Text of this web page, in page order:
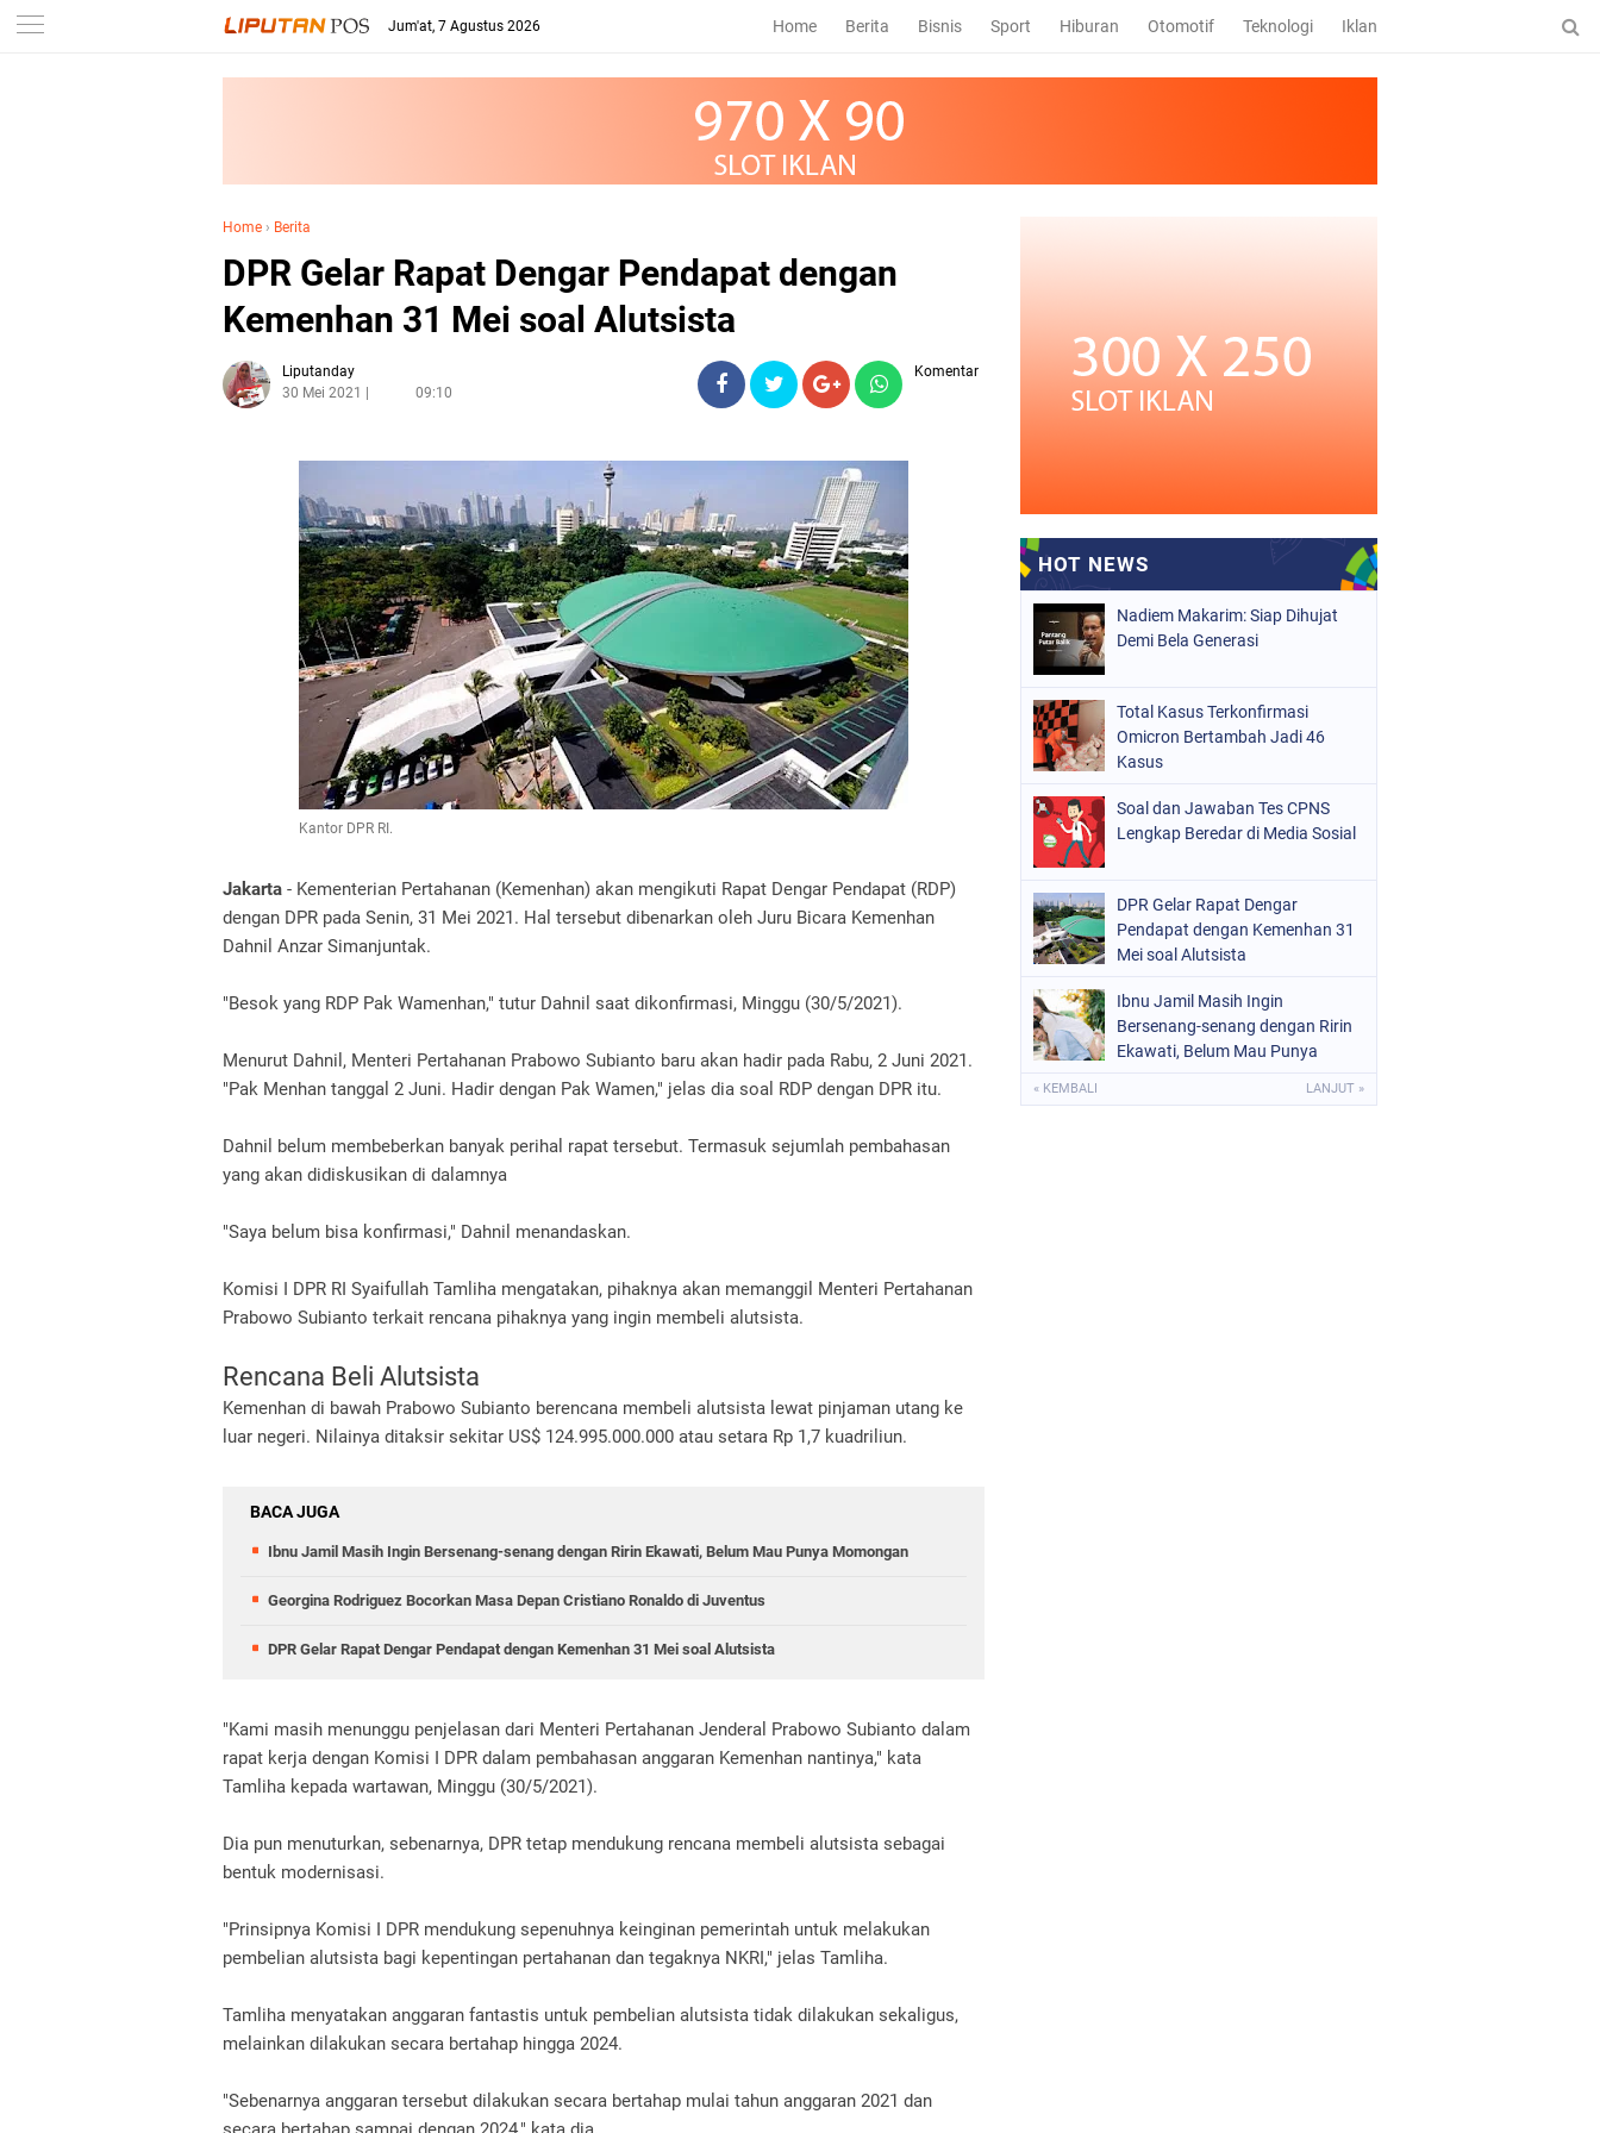
Jum'at, 7 Agustus 2026 Home Berita Bisnis Sport Hiburan Otomotif Teknologi Iklan
Home › Berita
DPR Gelar Rapat Dengar Pendapat dengan
Kemenhan 31 Mei soal Alutsista
Liputanday
30 Mei 2021
09:10
Komentar
Kantor DPR RI.
Jakarta - Kementerian Pertahanan (Kemenhan) akan mengikuti Rapat Dengar Pendapat (RDP)
dengan DPR pada Senin, 31 Mei 2021. Hal tersebut dibenarkan oleh Juru Bicara Kemenhan
Dahnil Anzar Simanjuntak.
"Besok yang RDP Pak Wamenhan," tutur Dahnil saat dikonfirmasi, Minggu (30/5/2021).
Menurut Dahnil, Menteri Pertahanan Prabowo Subianto baru akan hadir pada Rabu, 2 Juni 2021.
"Pak Menhan tanggal 2 Juni. Hadir dengan Pak Wamen," jelas dia soal RDP dengan DPR itu.
Dahnil belum membeberkan banyak perihal rapat tersebut. Termasuk sejumlah pembahasan
yang akan didiskusikan di dalamnya
"Saya belum bisa konfirmasi," Dahnil menandaskan.
Komisi I DPR RI Syaifullah Tamliha mengatakan, pihaknya akan memanggil Menteri Pertahanan
Prabowo Subianto terkait rencana pihaknya yang ingin membeli alutsista.
Rencana Beli Alutsista
Kemenhan di bawah Prabowo Subianto berencana membeli alutsista lewat pinjaman utang ke
luar negeri. Nilainya ditaksir sekitar US$ 124.995.000.000 atau setara Rp 1,7 kuadriliun.
BACA JUGA
Ibnu Jamil Masih Ingin Bersenang-senang dengan Ririn Ekawati, Belum Mau Punya Momongan
Georgina Rodriguez Bocorkan Masa Depan Cristiano Ronaldo di Juventus
DPR Gelar Rapat Dengar Pendapat dengan Kemenhan 31 Mei soal Alutsista
"Kami masih menunggu penjelasan dari Menteri Pertahanan Jenderal Prabowo Subianto dalam
rapat kerja dengan Komisi I DPR dalam pembahasan anggaran Kemenhan nantinya," kata
Tamliha kepada wartawan, Minggu (30/5/2021).
Dia pun menuturkan, sebenarnya, DPR tetap mendukung rencana membeli alutsista sebagai
bentuk modernisasi.
"Prinsipnya Komisi I DPR mendukung sepenuhnya keinginan pemerintah untuk melakukan
pembelian alutsista bagi kepentingan pertahanan dan tegaknya NKRI," jelas Tamliha.
Tamliha menyatakan anggaran fantastis untuk pembelian alutsista tidak dilakukan sekaligus,
melainkan dilakukan secara bertahap hingga 2024.
"Sebenarnya anggaran tersebut dilakukan secara bertahap mulai tahun anggaran 2021 dan
Nadiem Makarim: Siap Dihujat
Demi Bela Generasi
Total Kasus Terkonfirmasi
Omicron Bertambah Jadi 46
Kasus
Soal dan Jawaban Tes CPNS
Lengkap Beredar di Media Sosial
DPR Gelar Rapat Dengar
Pendapat dengan Kemenhan 31
Mei soal Alutsista
Ibnu Jamil Masih Ingin
Bersenang-senang dengan Ririn
Ekawati, Belum Mau Punya
« KEMBALI LANJUT »